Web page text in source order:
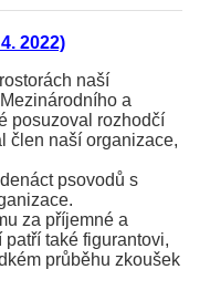
2022)
naší
a
posuzoval rozhodčí
člen naší organizace,
psovodů s
za příjemné a
také figurantovi,
průběhu zkoušek